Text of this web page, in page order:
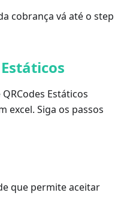
cobrança vá até o step
Estáticos
excel. Siga os passos
que permite aceitar